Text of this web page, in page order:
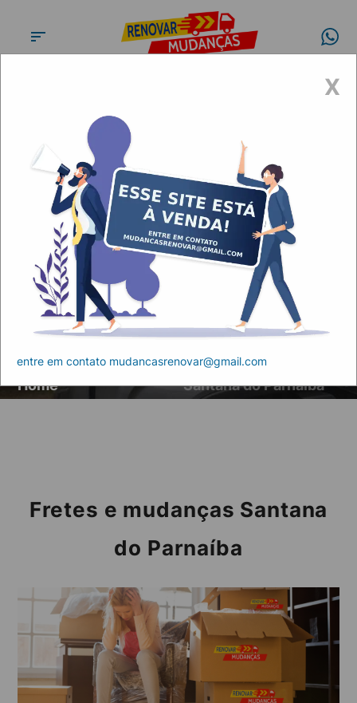
Fretes e mudanças Santana
do Parnaíba
Home
Artigos
Fretes e mudanças
Santana do Parnaíba
Fretes e mudanças Santana
do Parnaíba
X
entre em contato mudancasrenovar@gmail.com